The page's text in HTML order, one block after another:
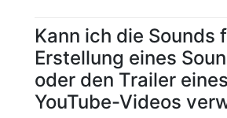
Kann ich die Sounds
Erstellung eines
oder den Trailer eines
YouTube-Videos